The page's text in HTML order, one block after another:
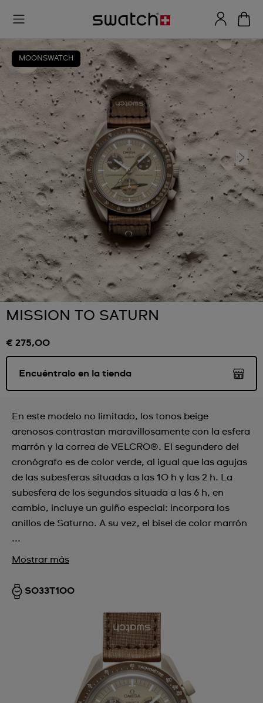
MOONSWATCH
MISSION TO SATURN
€ 275,00
Encuéntralo en la tienda
En este modelo no limitado, los tonos beige
arenosos contrastan maravillosamente con la esfera
marrón y la correa de VELCRO®. El segundero del
cronógrafo es de color verde, al igual que las agujas
de las subesferas situadas a las 10 h y las 2 h. La
subesfera de los segundos situada a las 6 h, en
cambio, incluye un guiño especial: incorpora los
anillos de Saturno. A su vez, el bisel de color marrón
...
Mostrar más
SO33T100